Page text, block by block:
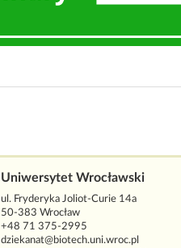
Uniwersytet Wrocławski
ul. Fryderyka Joliot-Curie 14a
50-383 Wrocław
+48 71 375-2995
dziekanat@biotech.uni.wroc.pl